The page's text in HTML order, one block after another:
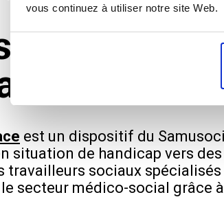
vous continuez à utiliser notre site Web.
est un dispositif du
situation de handicap vers
travailleurs sociaux
secteur médico-social grâce